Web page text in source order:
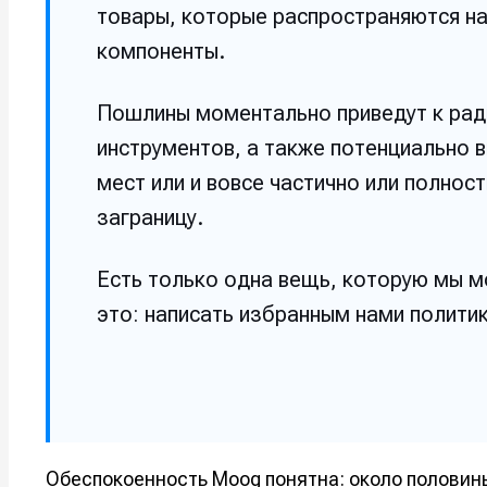
обработки
обработки
обработки
обработки
товары, которые распространяются
компоненты.
Пошлины моментально приведут к
инструментов, а также потенциально
мест или и вовсе частично или
заграницу.
Есть только одна вещь, которую мы
это: написать избранным нами
Обеспокоенность Moog понятна: около